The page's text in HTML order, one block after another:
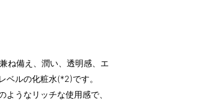
ね備え、潤い、透明感、エ
ベルの化粧水(*2)です。
うなリッチな使用感で、